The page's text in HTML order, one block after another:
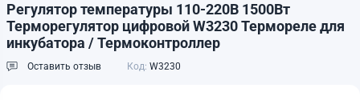
Регулятор температуры 110-220В 1500Вт
Терморегулятор цифровой W3230 Термореле для
инкубатора / Термоконтроллер
Оставить отзыв Код: W3230